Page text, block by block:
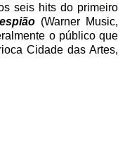
seis hits do primeiro
(Warner Music,
o público que
Cidade das Artes,